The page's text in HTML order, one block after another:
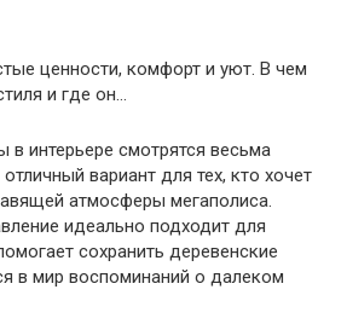
ценности, комфорт и уют. В чем
и где он…
в интерьере смотрятся весьма
вариант для тех, кто хочет
атмосферы мегаполиса.
идеально подходит для
сохранить деревенские
в мир воспоминаний о далеком